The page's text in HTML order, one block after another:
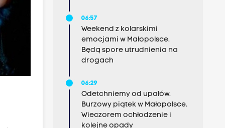
06:57
Weekend z kolarskimi
emocjami w Małopolsce.
Będą spore utrudnienia na
drogach
06:29
Odetchniemy od upałów.
Burzowy piątek w Małopolsce.
Wieczorem ochłodzenie i
kolejne opady